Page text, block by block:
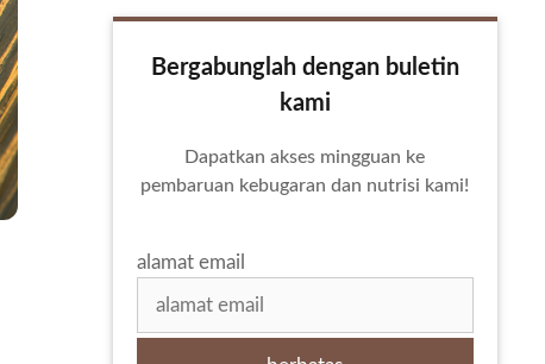
Bergabunglah dengan buletin
kami
Dapatkan akses mingguan ke
pembaruan kebugaran dan nutrisi kami!
alamat email